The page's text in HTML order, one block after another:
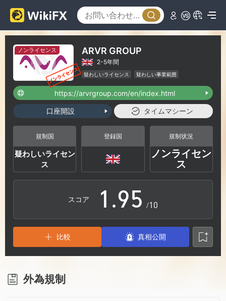
ノンライセンス ARVR GROUP
2-5年間
疑わしいライセンス
疑わしい事業範囲
ハイリスクレベル
https://arvrgroup.com/en/index.html
口座開設 タイムマシーン
規制国
疑わしいライセン
ス
登録国 規制状況
ノンライセン
ス
スコア
0
1
2
3
.
3
4
5
6
7
8
9
0
1
2
3
4
5
6
7
/10
比較 真相公開
外為規制